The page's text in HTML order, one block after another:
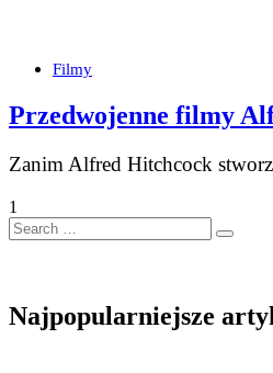
Filmy
Przedwojenne filmy
Zanim Alfred Hitchcock
1
Search
…
Najpopularniejsze